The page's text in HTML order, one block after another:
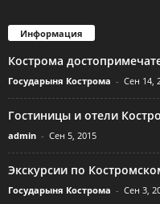
Информация
Кострома
Государыня Кострома - Сен 14,
Гостиницы и отели
admin - Сен 5, 2015
Экскурсии по
Государыня Кострома - Сен 3,